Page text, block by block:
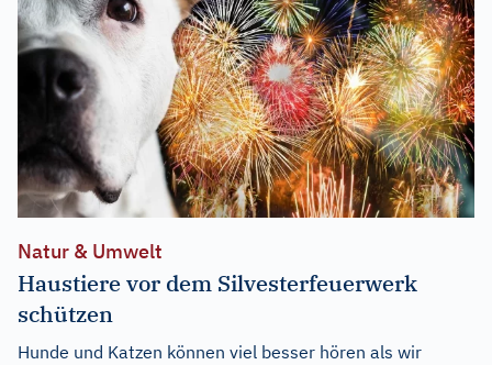
Natur & Umwelt
Haustiere vor dem Silvesterfeuerwerk
schützen
Hunde und Katzen können viel besser hören als wir